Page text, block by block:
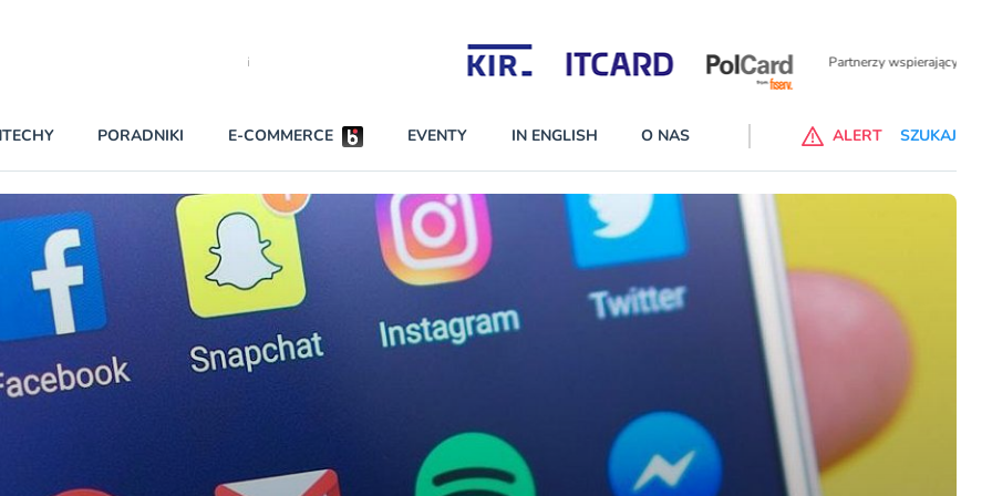
Partnerzy wspierający
BEZPIECZEŃSTWO
INNI NAPISALI
KONTA
PRAWO
RAPORTY SPECJALNE
NAJCZĘŚCIEJ CZYTANE
Darmowy dostęp do ChataGPT Go dla klientów Revoluta. Nowy benefit we
wszystkich planach
W najniższych planach – Standard i Plus – z usługi będzie można korzsytać za
darmo przez trzy miesiące
PORADNIKI E-COMMERCE EVENTY IN ENGLISH O NAS ALERT SZUKAJ